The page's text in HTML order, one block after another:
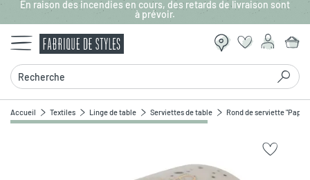
Aller au contenu principal
En raison des incendies en cours, des retards de livraison sont
à prévoir.
Recherche
Accueil Textiles Linge de table Serviettes de table Rond de serviette "Papi